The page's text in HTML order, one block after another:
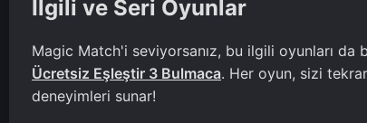
İlgili ve Seri Oyunlar
Magic Match'i seviyorsanız, bu ilgili oyunları da
Ücretsiz Eşleştir 3 Bulmaca. Her oyun, sizi
deneyimleri sunar!